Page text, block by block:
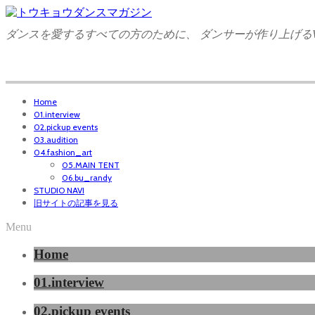
ダンスを愛するすべての方のために、 ダンサーが作り上げる
Home
01.interview
02.pickup events
03.audition
04.fashion_art
05.MAIN TENT
06.bu_randy
STUDIO NAVI
旧サイトの記事を見る
Menu
Home
01.interview
02.pickup events